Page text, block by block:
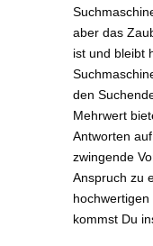
aber das
ist und bleibt
den
Mehrwert
Antworten
zwingende
Anspruch zu
kommst Du